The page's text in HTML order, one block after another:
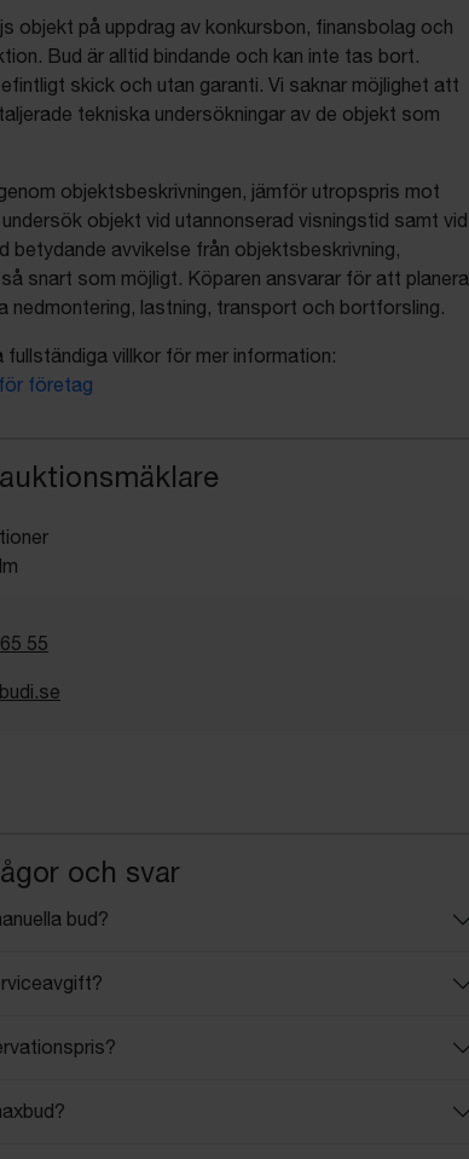
objekt på uppdrag av konkursbon, finansbolag och
Bud är alltid bindande och kan inte tas bort.
skick och utan garanti. Vi saknar möjlighet att
tekniska undersökningar av de objekt som
objektsbeskrivningen, jämför utropspris mot
undersök objekt vid utannonserad visningstid samt vid
betydande avvikelse från objektsbeskrivning,
snart som möjligt. Köparen ansvarar för att planera
nedmontering, lastning, transport och bortforsling.
fullständiga villkor för mer information:
företag
55
och svar
bud?